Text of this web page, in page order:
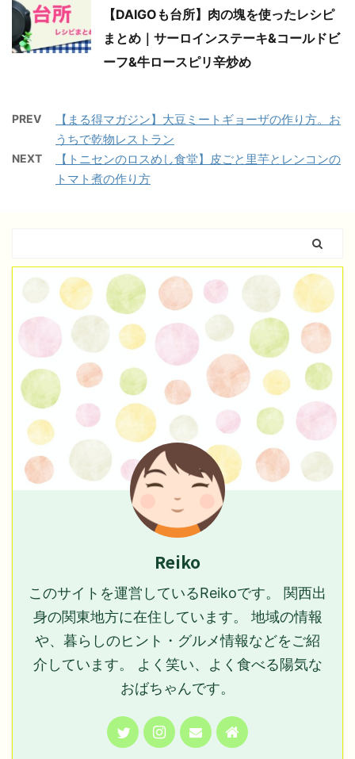
【DAIGOも台所】肉の塊を使ったレシピ
まとめ｜サーロインステーキ&コールドビ
ーフ&牛ロースピリ辛炒め
PREV
【まる得マガジン】大豆ミートギョーザの作り方。お
うちで乾物レストラン
NEXT
【トニセンのロスめし食堂】皮ごと里芋とレンコンの
トマト煮の作り方
Reiko
このサイトを運営しているReikoです。 関西出
身の関東地方に在住しています。 地域の情報
や、暮らしのヒント・グルメ情報などをご紹
介しています。 よく笑い、よく食べる陽気な
おばちゃんです。